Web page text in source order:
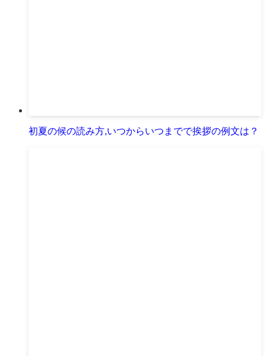
初夏の候の読み方,いつからいつまでで挨拶の例文は？